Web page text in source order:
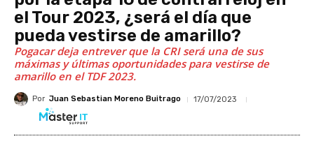
el Tour 2023, ¿será el día que
pueda vestirse de amarillo?
Pogacar deja entrever que la CRI será una de sus
máximas y últimas oportunidades para vestirse de
amarillo en el TDF 2023.
Por Juan Sebastian Moreno Buitrago 17/07/2023